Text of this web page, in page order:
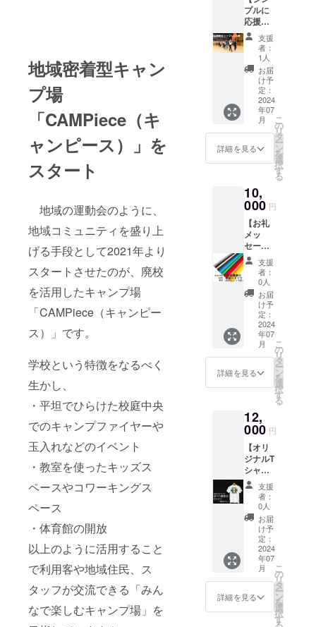
地域密着型キャン
プ場
「CAMPiece（キ
ャンピース）」を
スタート
地域の運動会のように、
地域コミュニティを盛り上
げる手段として2021年より
スタートさせたのが、廃校
を活用したキャンプ場
「CAMPiece（キャンピー
ス）」です。
学校という特徴をなるべく
生かし、
・平坦でひらけた校庭中央
でのキャンプファイヤーや
玉入れなどのイベント
・教室を使ったキッズス
ペースやコワーキングス
ペース
・体育館の開放
以上のように活用すること
で利用客や地域住民、ス
タッフが交流できる「みん
なで楽しむキャンプ場」を
場合は
人数分
のハチ
マキを
ご購入
くださ
い。 開
催日：
2024年
10月 開
催地：
〒292-
葉県君
津市坂
キャ
ンピー
ス君津
グラウ
ンド
（雨天
時は体
育館）
申込方
法：支
援者の
方に
URLを
プログ
ラム：
付・集
合 14時
～ 運
動会 16
時
閉会
式 ※
交通費
は自己
負担と
なりま
す。
※17時以
降の
BBQ＋
ププロ
グラム
イズ
（男女
兼用）
ハチマ
キには
2024年
10月に
開催す
る「支
援者×
キャン
プ場利
用者×地
会」の
参加資
格がつ
いてい
ます。
参加し
ない場
合は
「参加
しな
い」を
選択く
ださ
い。 ハ
チマキ1
き参加
資格は1
様は1名
まで同
伴
可）。
グルー
プで参
加する
場合は
人数分
のハチ
マキを
ご購入
くださ
い。 開
10月 開
催地：
と、お
礼メッ
セージ
付きハ
チマキ
をお送
りしま
す。 サ
イズ：S
～LLサ
イズ
（男女
兼用）
はでき
ませ
チマキ
には
2024年
10月に
開催す
る「支
援者×
キャン
プ場利
用者×地
域住民
の合同
大運動
会」の
ます。
参加し
ない場
合は
「参加
しな
い」を
選択く
ださ
い。 ハ
チマキ1
枚につ
き参加
資格は1
名です
様は1名
まで同
プルに
応援】
運動会
屋の活
動その
ものを
応援す
る1万円
コー
ス。プ
ロジェ
クトを
成功す
るため
せてい
ただき
ます。
支援い
ただい
た方に
はお礼
メッ
セージ
をメー
ルでお
送りし
ます。
支援
者：
1人
お届
け予
定：
2024
年07
月
詳細を見る
こ
の
リ
タ
ー
ン
を
選
択
す
る
10,
000 円
【お礼
メッ
セージ
＋BBQ
キャン
プ付は
ちまき
枚）】
お礼
メッ
セージ
付きハ
チマキ
をお送
の指定
はでき
ませ
ん。 ハ
チマキ
には
2024年
10月に
開催す
る「支
援者×
キャン
プ場利
用者×地
域住民
の合同
大運動
支援
者：
0人
お届
け予
定：
2024
年07
月
詳細を見る
こ
の
リ
タ
ー
ン
を
選
択
す
る
12,
000 円
【オリ
ジナルT
シャツ
（1枚）
＋お礼
メッ
セージ
付きハ
チマキ
＋BBQ
キャン
プ付】
神々の
運動会
シリー
支援
者：
0人
お届
け予
定：
2024
年07
月
詳細を見る
こ
の
リ
タ
ー
ン
を
選
択
す